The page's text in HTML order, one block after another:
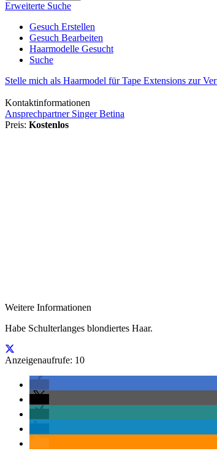
Erweiterte Suche
Gesuch Erstellen
Gesuch Bearbeiten
Haarmodelle Gesucht
Suche
Stelle mich als Haarmodel für Tape Extensions zur
Kontaktinformationen
Ansprechpartner Singer Betina
Preis: Kostenlos
Weitere Informationen
Habe Schulterlanges blondiertes Haar.
Anzeigenaufrufe: 10